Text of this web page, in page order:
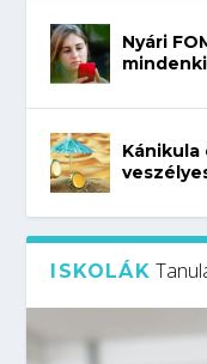
Nyári
ISKOLÁK